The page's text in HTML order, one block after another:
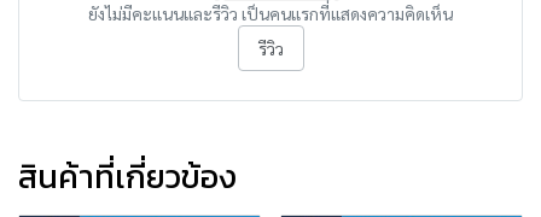
ยังไม่มีคะแนนและรีวิว เป็นคนแรกที่แสดงความคิดเห็น
รีวิว
สินค้าที่เกี่ยวข้อง